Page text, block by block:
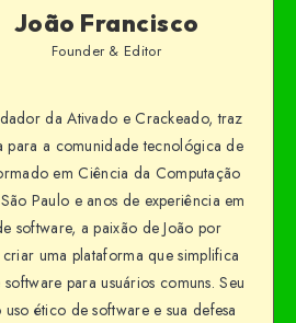
João Francisco
Founder & Editor
da Ativado e Crackeado, traz
para a comunidade tecnológica de
em Ciência da Computação
Paulo e anos de experiência em
software, a paixão de João por
uma plataforma que simplifica
para usuários comuns. Seu
ético de software e sua defesa